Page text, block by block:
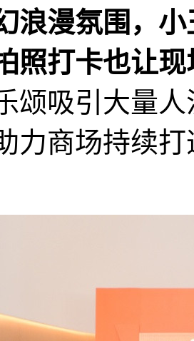
浪漫氛围，
照打卡也让
颂吸引大量
力商场持续